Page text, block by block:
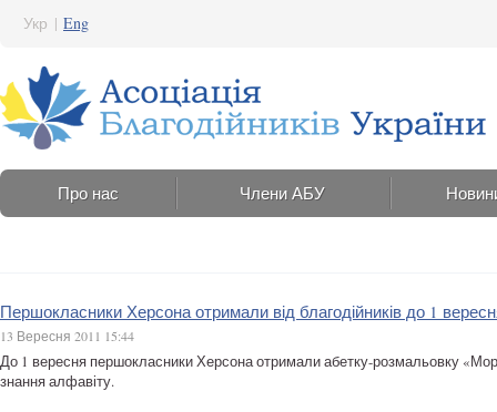
Укр | Eng
Про нас Члени АБУ
Першокласники Херсона отримали від благодійників до 1
13 Вересня 2011 15:44
До 1 вересня першокласники Херсона отримали абетку-розмальовку
знання алфавіту.